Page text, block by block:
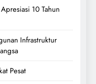
10 Tahun
Infrastruktur
Pesat